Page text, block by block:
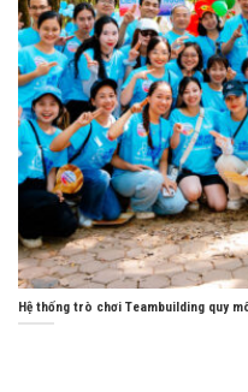
Hệ thống trò chơi Teambuilding quy